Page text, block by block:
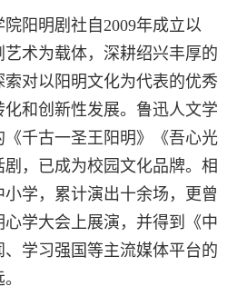
阳明剧社自2009年成立以
术为载体，深耕绍兴丰厚的
对以阳明文化为代表的优秀
和创新性发展。鲁迅人文学
《千古一圣王阳明》《吾心光
，已成为校园文化品牌。相
学，累计演出十余场，更曾
心学大会上展演，并得到《中
学习强国等主流媒体平台的